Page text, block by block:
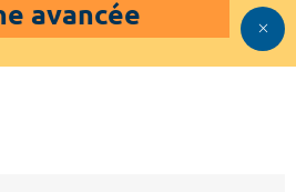
avancée